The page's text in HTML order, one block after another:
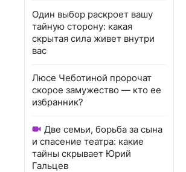
Один выбор раскроет вашу
тайную сторону: какая
скрытая сила живет внутри
вас
Люсе Чеботиной пророчат
скорое замужество — кто ее
избранник?
Две семьи, борьба за сына
и спасение театра: какие
тайны скрывает Юрий
Гальцев